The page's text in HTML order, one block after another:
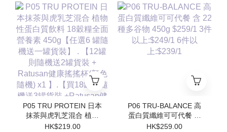
Ratusan健康搖搖杯(顏色
隨機) x1 】.【買18罐則
隨機送3罐貨裝
+Ratusan健康搖搖杯(顏
色隨機) x1+電動自攪拌
杯 x1 +限量Scott限定吊
飾(隨機顏色) x1】
罐貨裝】【12罐則隨機送
2罐貨裝 + Ratusan健康
搖搖杯(顏色隨機) x1 】.
【買18罐則隨機送3罐貨
裝 +Ratusan健康搖搖杯
(顏色隨機) x1+電動自攪
吊飾(隨機顏色) x1】
P05 TRU PROTEIN 日本
抹茶與虎乳芝混合 植物
性蛋白質飲料 18穀糧全
HK$219.00
P06 TRU-BALANCE 高
蛋白質纖維可可代餐 含
22 種多⾕物 450g
HK$259.00